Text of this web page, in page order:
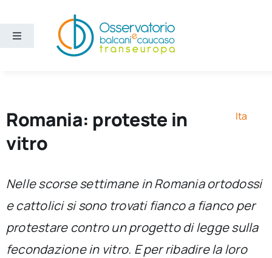
contenuto
Toggle
Ricerca e divulgazione
Sezioni
Chi siamo
Romania: proteste in
vitro
Ita
Nelle scorse settimane in Romania ortodossi
e cattolici si sono trovati fianco a fianco per
protestare contro un progetto di legge sulla
fecondazione in vitro. E per ribadire la loro